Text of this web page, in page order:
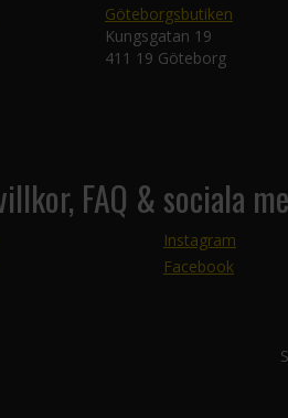
Göteborgsbutiken
Kungsgatan 19
411 19 Göteborg
FAQ & sociala
Instagram
Facebook